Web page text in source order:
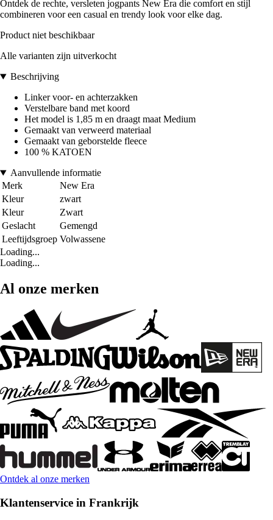
Ontdek de rechte, versleten jogpants New Era die comfort en stijl
combineren voor een casual en trendy look voor elke dag.
Product niet beschikbaar
Alle varianten zijn uitverkocht
Beschrijving
Linker voor- en achterzakken
Verstelbare band met koord
Het model is 1,85 m en draagt maat Medium
Gemaakt van verweerd materiaal
Gemaakt van geborstelde fleece
100 % KATOEN
Aanvullende informatie
Merk
New Era
Kleur
zwart
Kleur
Zwart
Geslacht
Gemengd
Leeftijdsgroep Volwassene
Loading...
Loading...
Al onze merken
Ontdek al onze merken
Klantenservice in Frankrijk